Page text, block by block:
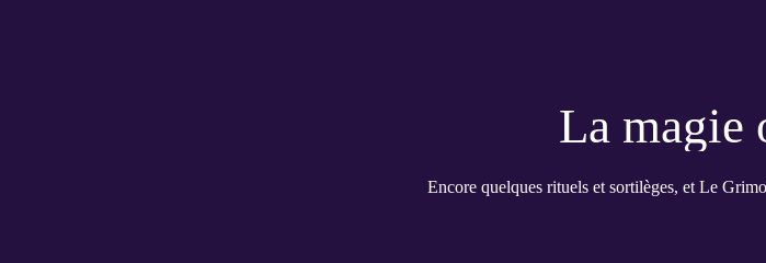
La magie
Encore quelques rituels et sortilèges, et Le